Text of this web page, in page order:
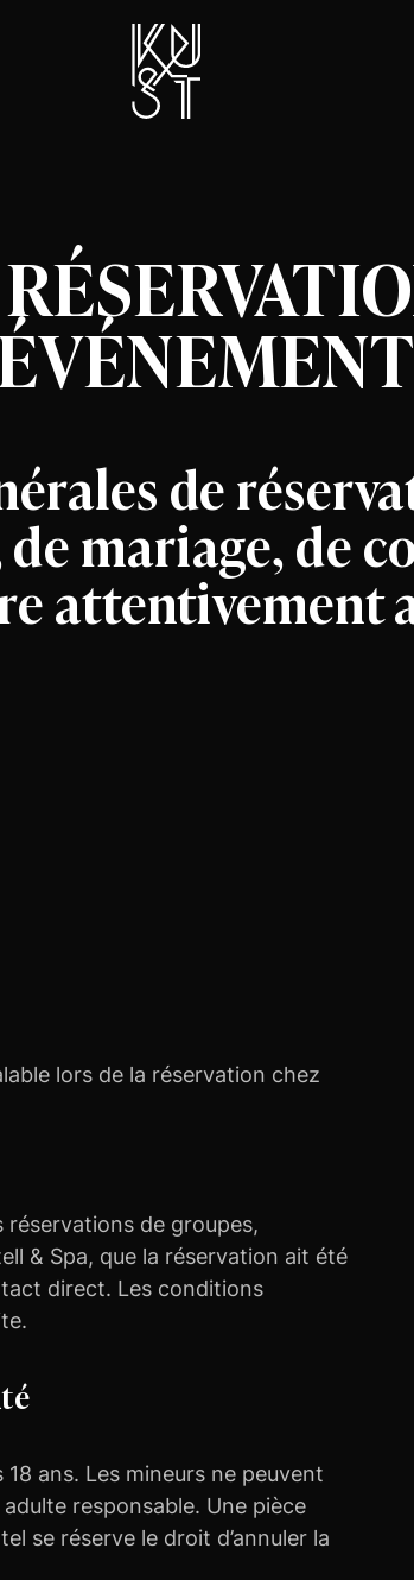
de
mariage, de
attentivement
lors de la réservation chez
réservations de groupes,
& Spa, que la réservation ait été
direct. Les conditions
ans. Les mineurs ne peuvent
adulte responsable. Une pièce
se réserve le droit d’annuler la